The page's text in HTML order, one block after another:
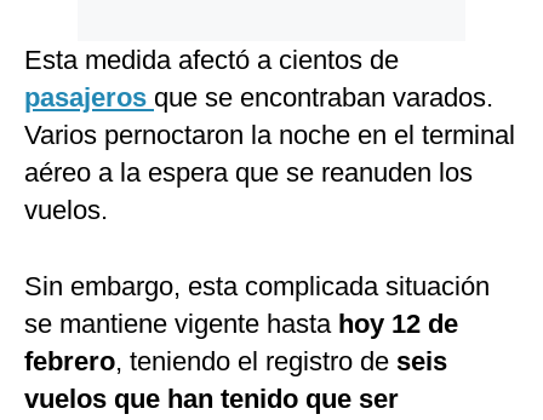
Esta medida afectó a cientos de
pasajeros que se encontraban varados.
Varios pernoctaron la noche en el terminal
aéreo a la espera que se reanuden los
vuelos.
Sin embargo, esta complicada situación
se mantiene vigente hasta hoy 12 de
febrero, teniendo el registro de seis
vuelos que han tenido que ser